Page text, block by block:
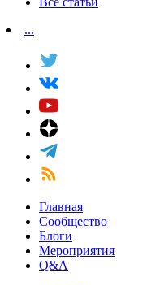
...
Главная
Сообщество
Блоги
Мероприятия
Q&A